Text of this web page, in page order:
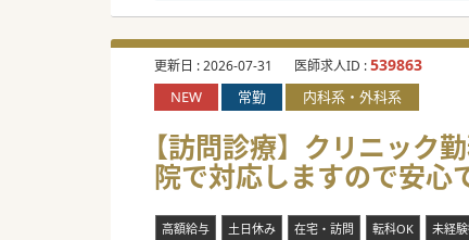
#秋入職可
更新日 :2026-07-31 医師求人ID :539863
NEW 常勤 内科系・外科系
【訪問診療】クリニック
院で対応しますので安心
高額給与 土日休み 在宅・訪問 転科OK 未経